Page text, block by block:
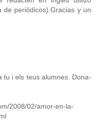
periódicos).Gracias y un
tu i els teus alumnes. Dona-
2008/02/amor-en-la-